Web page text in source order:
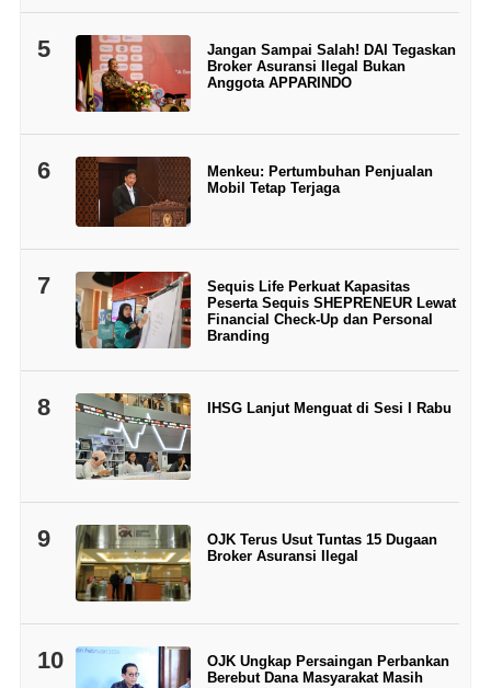
5
Jangan Sampai Salah! DAI Tegaskan
Broker Asuransi Ilegal Bukan
Anggota APPARINDO
6
Menkeu: Pertumbuhan Penjualan
Mobil Tetap Terjaga
7
Sequis Life Perkuat Kapasitas
Peserta Sequis SHEPRENEUR Lewat
Financial Check-Up dan Personal
Branding
8 IHSG Lanjut Menguat di Sesi I Rabu
9
OJK Terus Usut Tuntas 15 Dugaan
Broker Asuransi Ilegal
10
OJK Ungkap Persaingan Perbankan
Berebut Dana Masyarakat Masih